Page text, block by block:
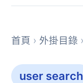
首頁 › 外掛目錄
user search